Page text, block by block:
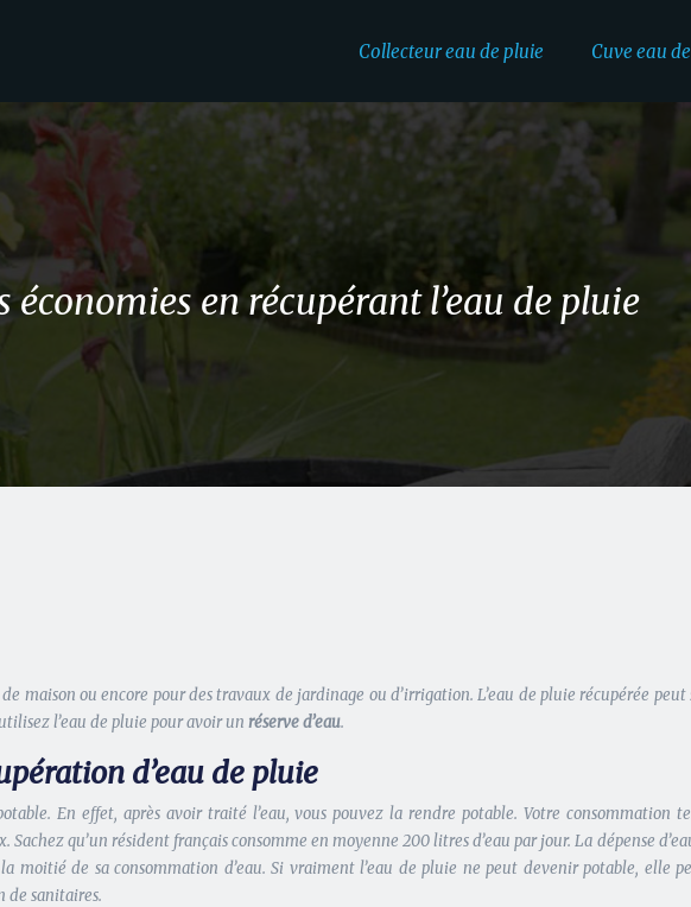
Collecteur eau de pluie Cuve eau
économies en récupérant l’eau de pluie
maison ou encore pour des travaux de jardinage ou d’irrigation. L’eau de pluie récupérée peut
l’eau de pluie pour avoir un réserve d’eau.
d’eau de pluie
En effet, après avoir traité l’eau, vous pouvez la rendre potable. Votre consommation
Sachez qu’un résident français consomme en moyenne 200 litres d’eau par jour. La dépense
moitié de sa consommation d’eau. Si vraiment l’eau de pluie ne peut devenir potable, elle
de sanitaires.